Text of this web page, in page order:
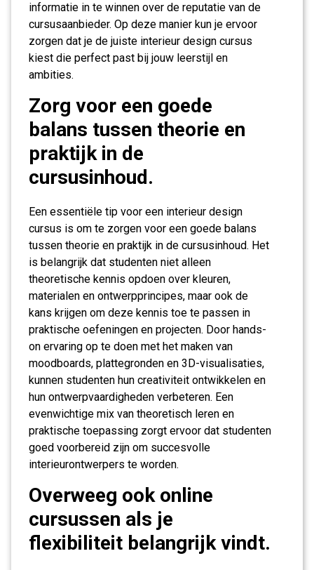
informatie in te winnen over de reputatie van de
cursusaanbieder. Op deze manier kun je ervoor
zorgen dat je de juiste interieur design cursus
kiest die perfect past bij jouw leerstijl en
ambities.
Zorg voor een goede
balans tussen theorie en
praktijk in de
cursusinhoud.
Een essentiële tip voor een interieur design
cursus is om te zorgen voor een goede balans
tussen theorie en praktijk in de cursusinhoud. Het
is belangrijk dat studenten niet alleen
theoretische kennis opdoen over kleuren,
materialen en ontwerpprincipes, maar ook de
kans krijgen om deze kennis toe te passen in
praktische oefeningen en projecten. Door hands-
on ervaring op te doen met het maken van
moodboards, plattegronden en 3D-visualisaties,
kunnen studenten hun creativiteit ontwikkelen en
hun ontwerpvaardigheden verbeteren. Een
evenwichtige mix van theoretisch leren en
praktische toepassing zorgt ervoor dat studenten
goed voorbereid zijn om succesvolle
interieurontwerpers te worden.
Overweeg ook online
cursussen als je
flexibiliteit belangrijk vindt.